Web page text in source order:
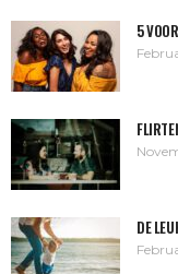
5
DE